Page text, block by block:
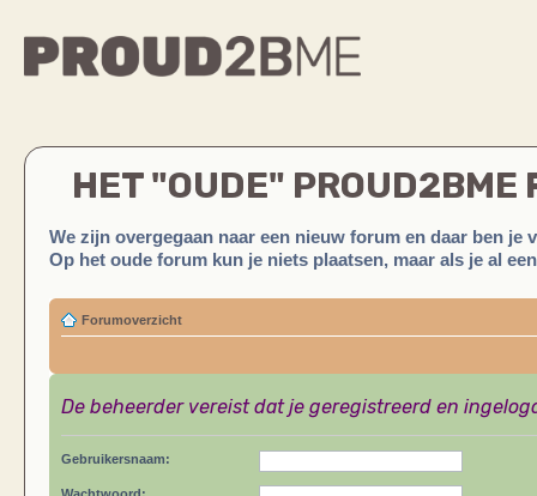
HET "OUDE" PROUD2BME
We zijn overgegaan naar een nieuw forum en daar ben je
Op het oude forum kun je niets plaatsen, maar als je al
Forumoverzicht
De beheerder vereist dat je geregistreerd en
Gebruikersnaam:
Wachtwoord: